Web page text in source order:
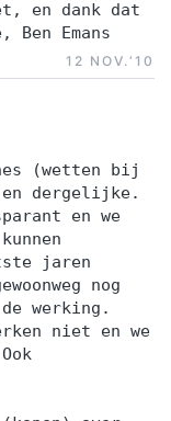
en dank dat
Emans
12 NOV.‘10
(wetten bij
dergelijke.
en we
jaren
nog
werking.
niet en we